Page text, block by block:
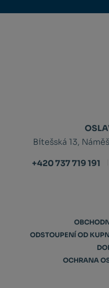
Bítešská 13,
+420 737 719 191
ODSTOUPENÍ OD
OCHRANA